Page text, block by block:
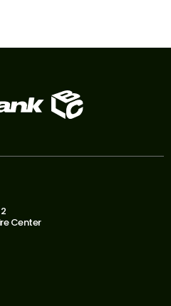
Center